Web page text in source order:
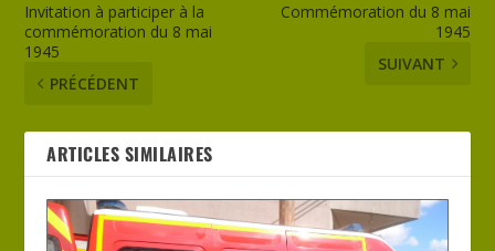
Invitation à participer à la
commémoration du 8 mai
1945
PRÉCÉDENT
Commémoration du 8 mai
1945
SUIVANT
ARTICLES SIMILAIRES